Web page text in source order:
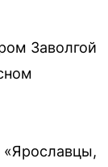
Заволгой
«Ярославцы,